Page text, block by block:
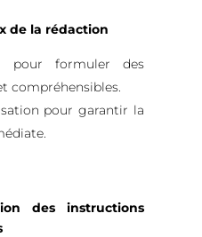
de la rédaction
pour formuler des
compréhensibles.
pour garantir la
des instructions